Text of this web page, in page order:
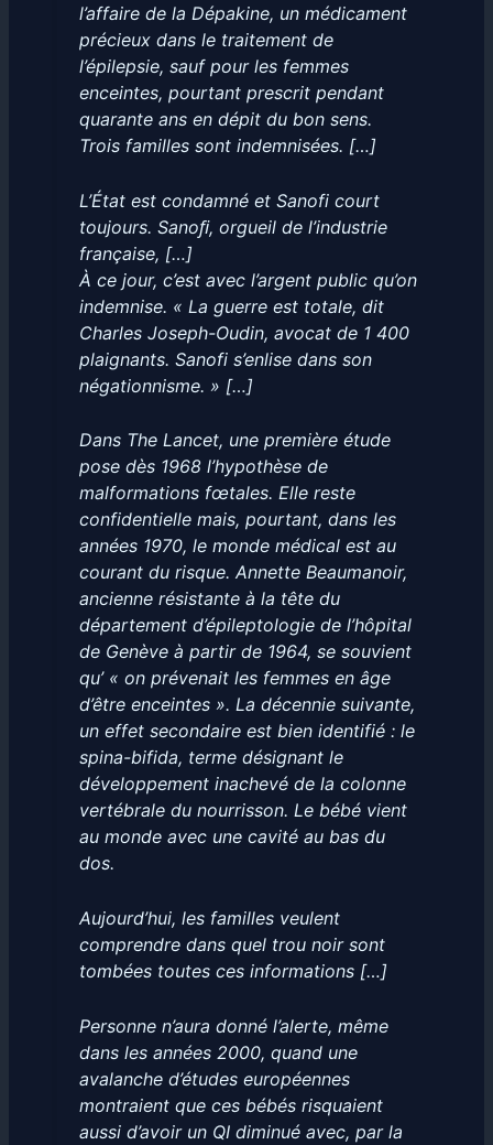
l’affaire de la Dépakine, un médicament
précieux dans le traitement de
l’épilepsie, sauf pour les femmes
enceintes, pourtant prescrit pendant
quarante ans en dépit du bon sens.
Trois familles sont indemnisées. […]
L’État est condamné et Sanofi court
toujours. Sanoﬁ, orgueil de l’industrie
française, […]
À ce jour, c’est avec l’argent public qu’on
indemnise. « La guerre est totale, dit
Charles Joseph-Oudin, avocat de 1 400
plaignants. Sanofi s’enlise dans son
négationnisme. » […]
Dans The Lancet, une première étude
pose dès 1968 l’hypothèse de
malformations fœtales. Elle reste
confidentielle mais, pourtant, dans les
années 1970, le monde médical est au
courant du risque. Annette Beaumanoir,
ancienne résistante à la tête du
département d’épileptologie de l’hôpital
de Genève à partir de 1964, se souvient
qu’ « on prévenait les femmes en âge
d’être enceintes ». La décennie suivante,
un effet secondaire est bien identifié : le
spina-bifida, terme désignant le
développement inachevé de la colonne
vertébrale du nourrisson. Le bébé vient
au monde avec une cavité au bas du
dos.
Aujourd’hui, les familles veulent
comprendre dans quel trou noir sont
tombées toutes ces informations […]
Personne n’aura donné l’alerte, même
dans les années 2000, quand une
avalanche d’études européennes
montraient que ces bébés risquaient
aussi d’avoir un QI diminué avec, par la